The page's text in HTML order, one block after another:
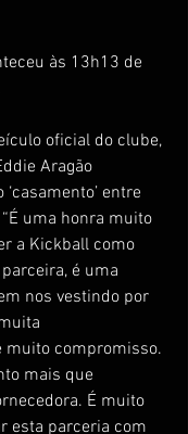
às 13h13 de
oficial do clube,
Aragão
entre
uma honra muito
a Kickball como
é uma
nos vestindo por
muito compromisso.
mais que
É muito
esta parceria com